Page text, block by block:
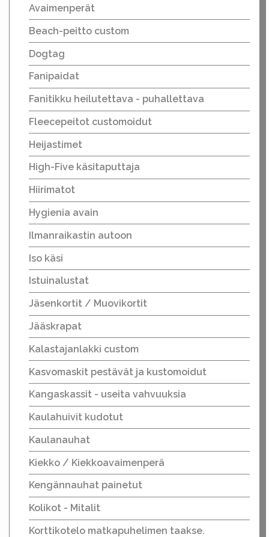
Avaimenperät
Beach-peitto custom
Dogtag
Fanipaidat
Fanitikku heilutettava - puhallettava
Fleecepeitot customoidut
Heijastimet
High-Five käsitaputtaja
Hiirimatot
Hygienia avain
Ilmanraikastin autoon
Iso käsi
Istuinalustat
Jäsenkortit / Muovikortit
Jääskrapat
Kalastajanlakki custom
Kasvomaskit pestävät ja kustomoidut
Kangaskassit - useita vahvuuksia
Kaulahuivit kudotut
Kaulanauhat
Kiekko / Kiekkoavaimenperä
Kengännauhat painetut
Kolikot - Mitalit
Korttikotelo matkapuhelimen taakse.